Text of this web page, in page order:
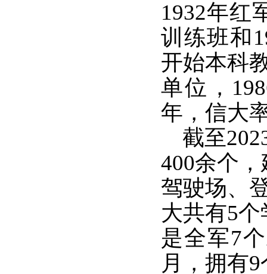
1932年红
训练班和
开始本科
单位，
年，信大
截至
400余个
驾驶场、
大共有5
是全军7
月，拥有